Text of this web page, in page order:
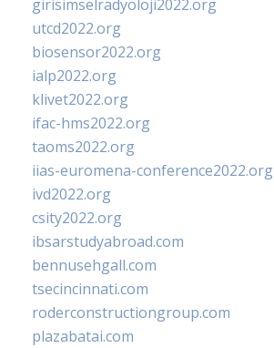
girisimselradyoloji2022.org
utcd2022.org
biosensor2022.org
ialp2022.org
klivet2022.org
ifac-hms2022.org
taoms2022.org
iias-euromena-conference2022.org
ivd2022.org
csity2022.org
ibsarstudyabroad.com
bennusehgall.com
tsecincinnati.com
roderconstructiongroup.com
plazabatai.com